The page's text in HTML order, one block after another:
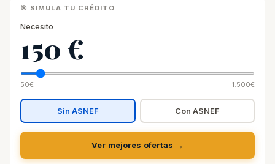
🎯 SIMULA TU CRÉDITO
Necesito
150 €
50€ 1.500€
Sin ASNEF Con ASNEF
Ver mejores ofertas →